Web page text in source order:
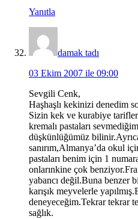
Yanıtla
damak tadı
03 Ekim 2007 ile 09:00
Sevgili Cenk,
Haşhaşlı kekinizi denedim
Sizin kek ve kurabiye
kremalı pastaları
düşkünlüğümüz
sanırım,Almanya’da okul
pastaları benim için 1
onlarınkine çok
yabancı değil.Buna benzer
karışık meyvelerle
deneyeceğim.Tekrar tekrar
sağlık.